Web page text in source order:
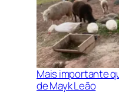
Mais importante
de Mayk Leão